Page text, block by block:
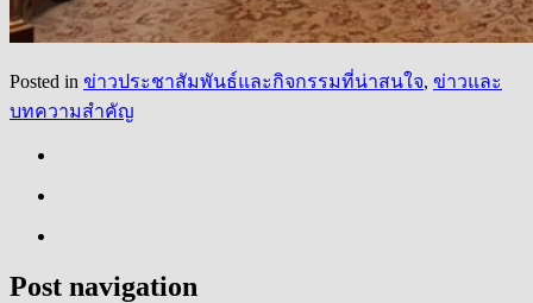
Posted in ข่าวประชาสัมพันธ์และกิจกรรมที่น่าสนใจ, ข่าวและ
บทความสำคัญ
Post navigation